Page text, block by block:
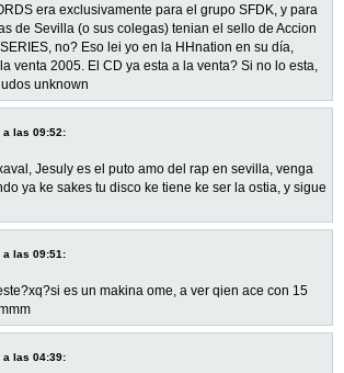
era exclusivamente para el grupo SFDK, y para
de Sevilla (o sus colegas) tenian el sello de Accion
no? Eso lei yo en la HHnation en su día,
venta 2005. El CD ya esta a la venta? Si no lo esta,
unknown
a las 09:52:
Jesuly es el puto amo del rap en sevilla, venga
ya ke sakes tu disco ke tiene ke ser la ostia, y sigue
a las 09:51:
es un makina ome, a ver qien ace con 15
a las 04:39: